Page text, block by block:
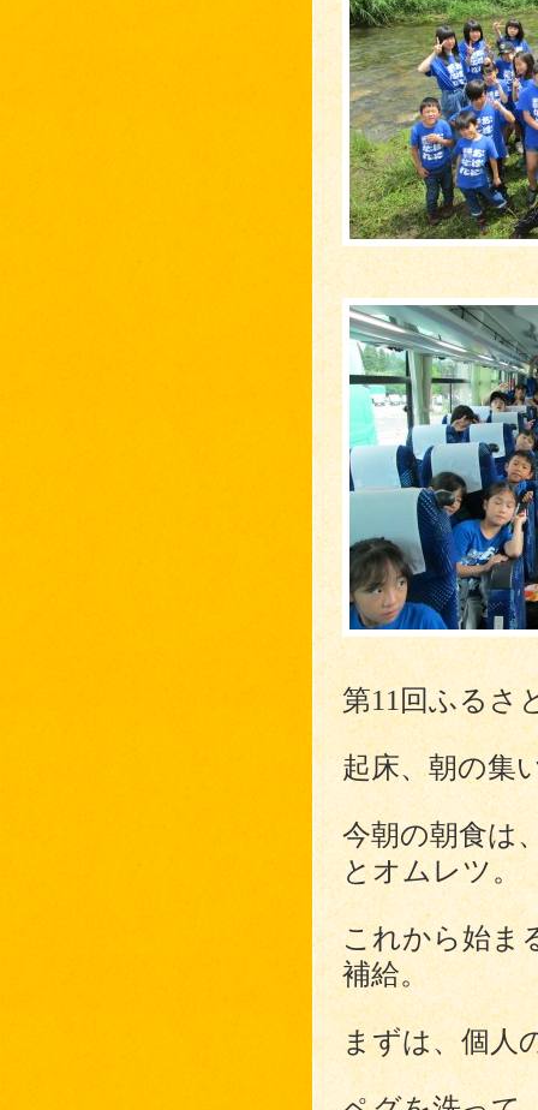
第11回ふるさ
起床、朝の集
今朝の朝食は
とオムレツ。
これから始ま
補給。
まずは、個人